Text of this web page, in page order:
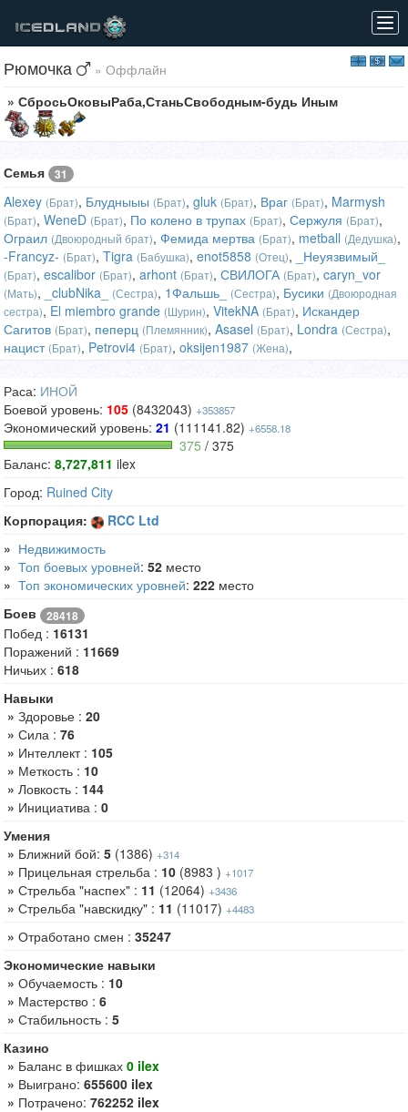
Рюмочка » Оффлайн
» СбросьОковыРаба,СтаньСвободным-будь Иным
Семья 31
Alexey (Брат), Блудныыы (Брат), gluk (Брат), Враг (Брат), Marmysh
(Брат), WeneD (Брат), По колено в трупах (Брат), Сержуля (Брат),
Ограил (Двоюродный брат), Фемида мертва (Брат), metball (Дедушка),
-Francyz- (Брат), Tigra (Бабушка), enot5858 (Отец), _Неуязвимый_
(Брат), escalibor (Брат), arhont (Брат), СВИЛОГА (Брат), caryn_vor
(Мать), _clubNika_ (Сестра), 1Фальшь_ (Сестра), Бусики (Двоюродная
сестра), El miembro grande (Шурин), VitekNA (Брат), Искандер
Сагитов (Брат), пеперц (Племянник), Asasel (Брат), Londra (Сестра),
нацист (Брат), Petrovi4 (Брат), oksijen1987 (Жена),
Раса: ИНОЙ
Боевой уровень: 105 (8432043) +353857
Экономический уровень: 21 (111141.82) +6558.18
375 / 375
Баланс: 8,727,811 ilex
Город: Ruined City
Корпорация:
RCC Ltd
» Недвижимость
» Топ боевых уровней: 52 место
» Топ экономических уровней: 222 место
Боев
28418
Побед : 16131
Поражений : 11669
Ничьих : 618
Навыки
» Здоровье : 20
» Сила : 76
» Интеллект : 105
» Меткость : 10
» Ловкость : 144
» Инициатива : 0
Умения
» Ближний бой: 5 (1386) +314
» Прицельная стрельба : 10 (8983 ) +1017
» Стрельба "наспех" : 11 (12064) +3436
» Стрельба "навскидку" : 11 (11017) +4483
» Отработано смен : 35247
Экономические навыки
» Обучаемость : 10
» Мастерство : 6
» Стабильность : 5
Казино
» Баланс в фишках 0 ilex
» Выиграно: 655600 ilex
» Потрачено: 762252 ilex